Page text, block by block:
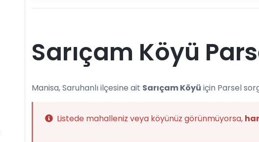
Sarıçam Köyü
Manisa, Saruhanlı ilçesine ait Sarıçam Köyü için Parsel
Listede mahalleniz veya köyünüz görünmüyorsa,